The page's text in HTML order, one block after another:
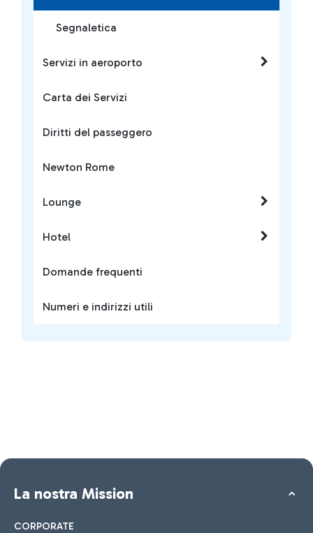
Segnaletica
Servizi in aeroporto
Carta dei Servizi
Diritti del passeggero
Newton Rome
Lounge
Hotel
Domande frequenti
Numeri e indirizzi utili
La nostra Mission
CORPORATE